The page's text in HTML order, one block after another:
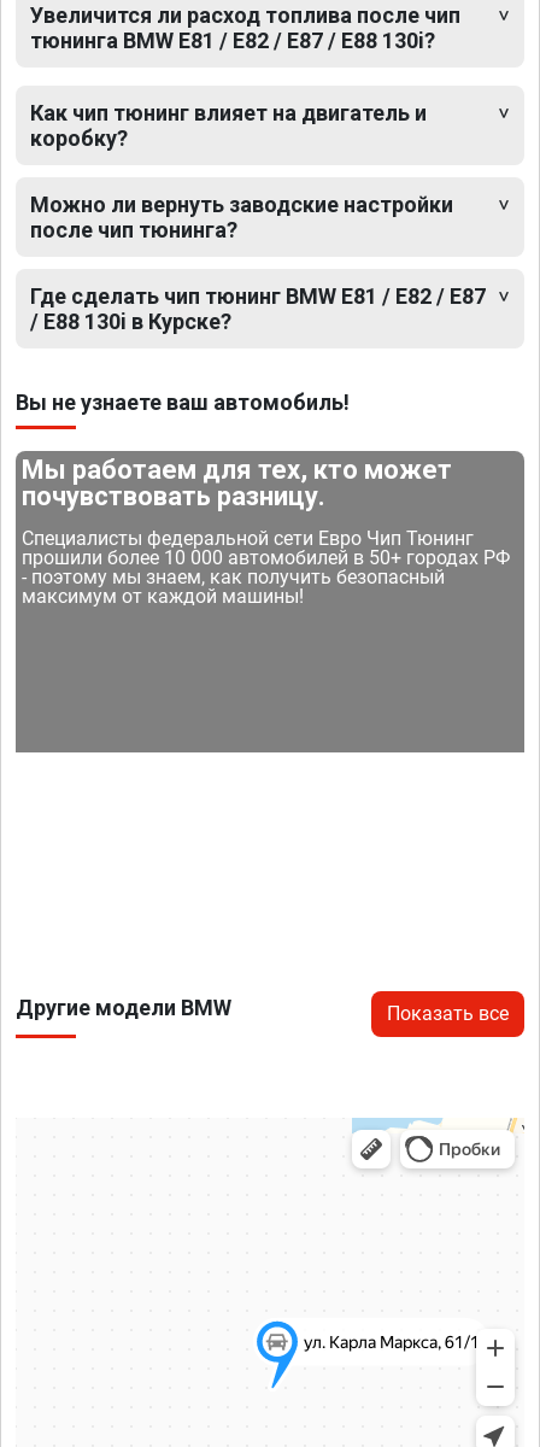
Увеличится ли расход топлива после чип
тюнинга BMW E81 / E82 / E87 / E88 130i?
Как чип тюнинг влияет на двигатель и
коробку?
Можно ли вернуть заводские настройки
после чип тюнинга?
Где сделать чип тюнинг BMW E81 / E82 / E87
/ E88 130i в Курске?
Вы не узнаете ваш автомобиль!
Мы работаем для тех, кто может
почувствовать разницу.
Специалисты федеральной сети Евро Чип Тюнинг
прошили более 10 000 автомобилей в 50+ городах РФ
- поэтому мы знаем, как получить безопасный
максимум от каждой машины!
Другие модели BMW Показать все